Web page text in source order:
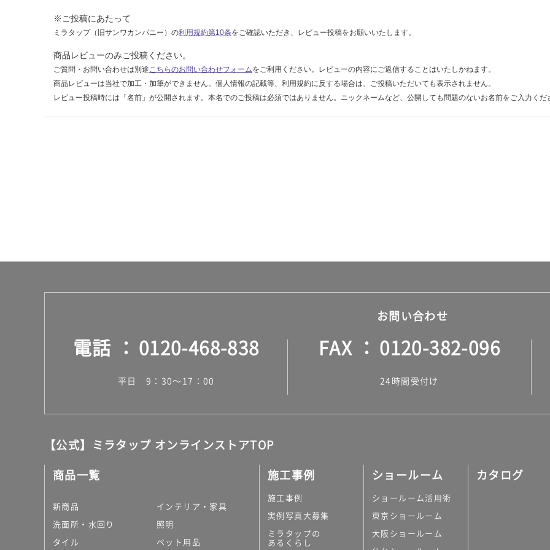
※ご投稿にあたって
ミラタップ（旧サンワカンパニー）の利用規約第10条をご確認いただき、レビュー投稿をお願いいたします。
商品レビューのみご投稿ください。
ご質問・お問い合わせは別途こちらのお問い合わせフォームをご利用ください。レビューの内容にご返信することはいたしかねます。
商品レビューは当社で加工・加筆ができません。個人情報の記載等、利用規約に反する場合は、ご投稿いただいても表示されません。
レビュー投稿時には「名前」が公開されます。本名でのご投稿は必須ではありません。ニックネームなど、公開しても問題のないお名前をご入力くだ
お問い合わせ
電話 0120-468-838
平日 9：30～17：00
FAX 0120-382-096
24時間受付け
【公式】ミラタップ オンラインストアTOP
商品一覧
新商品
洗面所・水回り
タイル
インテリア・家具
照明
ペット用品
施工事例
施工事例
実例写真大募集
ミラタップの
あるくらし
ショールーム
ショールーム活用術
東京ショールーム
大阪ショールーム
カタログ